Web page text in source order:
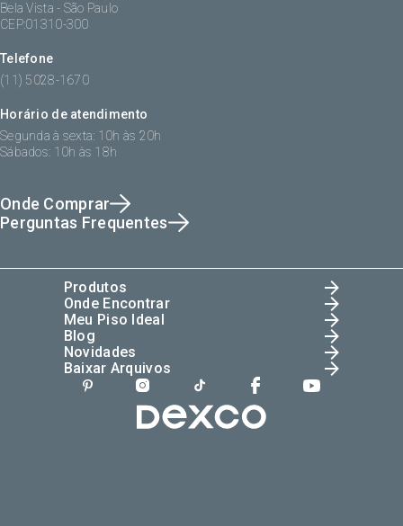
Bela Vista - São Paulo
CEP:01310-300
Telefone
(11) 5028-1670
Horário de atendimento
Segunda à sexta: 10h às 20h
Sábados: 10h às 18h
Onde Comprar
Perguntas Frequentes
Produtos
Onde Encontrar
Meu Piso Ideal
Blog
Novidades
Baixar Arquivos